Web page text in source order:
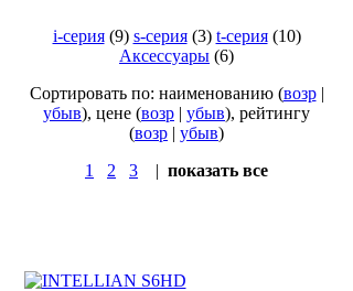
i-серия(9) s-серия(3) t-серия(10)
Аксессуары (6)
Сортировать по: наименованию (возр|
убыв), цене (возр | убыв), рейтингу
(возр | убыв)
1
2 3 | показать все